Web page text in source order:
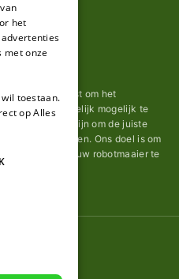
ons uiterste best om het
zo gemakkelijk mogelijk te
lastig het kan zijn om de juiste
te vinden. Ons doel is om
mesjes voor uw robotmaaier te
het
met onze
toestaan.
op Alles